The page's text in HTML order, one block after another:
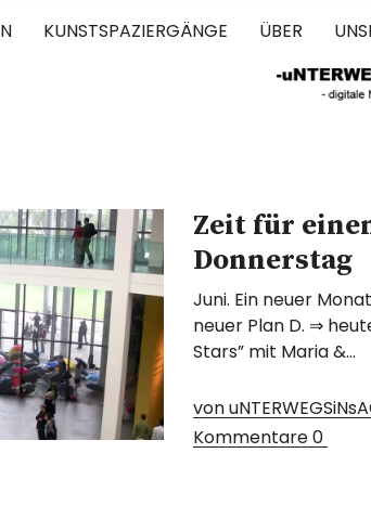
KUNSTSPAZIERGÄNGE ÜBER
IN
Zeit für
Donnerstag
Juni. Ein neuer
neuer Plan D. ⇒
Stars” mit Maria &…
von
Kommentare0